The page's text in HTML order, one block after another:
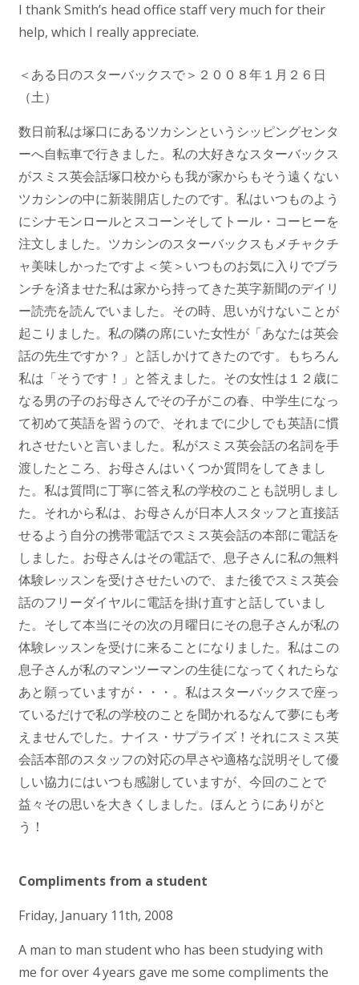
I thank Smith’s head office staff very much for their
help, which I really appreciate.
＜ある日のスターバックスで＞２００８年１月２６日
（土）
数日前私は塚口にあるツカシンというシッピングセンタ
ーへ自転車で行きました。私の大好きなスターバックス
がスミス英会話塚口校からも我が家からもそう遠くない
ツカシンの中に新装開店したのです。私はいつものよう
にシナモンロールとスコーンそしてトール・コーヒーを
注文しました。ツカシンのスターバックスもメチャクチ
ャ美味しかったですよ＜笑＞いつものお気に入りでブラ
ンチを済ませた私は家から持ってきた英字新聞のデイリ
ー読売を読んでいました。その時、思いがけないことが
起こりました。私の隣の席にいた女性が「あなたは英会
話の先生ですか？」と話しかけてきたのです。もちろん
私は「そうです！」と答えました。その女性は１２歳に
なる男の子のお母さんでその子がこの春、中学生になっ
て初めて英語を習うので、それまでに少しでも英語に慣
れさせたいと言いました。私がスミス英会話の名詞を手
渡したところ、お母さんはいくつか質問をしてきまし
た。私は質問に丁寧に答え私の学校のことも説明しまし
た。それから私は、お母さんが日本人スタッフと直接話
せるよう自分の携帯電話でスミス英会話の本部に電話を
しました。お母さんはその電話で、息子さんに私の無料
体験レッスンを受けさせたいので、また後でスミス英会
話のフリーダイヤルに電話を掛け直すと話していまし
た。そして本当にその次の月曜日にその息子さんが私の
体験レッスンを受けに来ることになりました。私はこの
息子さんが私のマンツーマンの生徒になってくれたらな
あと願っていますが・・・。私はスターバックスで座っ
ているだけで私の学校のことを聞かれるなんて夢にも考
えませんでした。ナイス・サプライズ！それにスミス英
会話本部のスタッフの対応の早さや適格な説明そして優
しい協力にはいつも感謝していますが、今回のことで
益々その思いを大きくしました。ほんとうにありがと
う！
Compliments from a student
Friday, January 11th, 2008
A man to man student who has been studying with
me for over 4 years gave me some compliments the